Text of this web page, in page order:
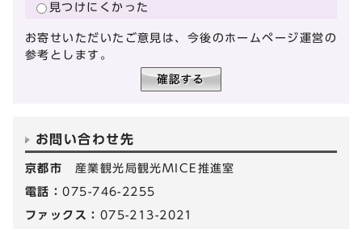
見つけにくかった
お寄せいただいたご意見は、今後のホームページ運営の
参考とします。
お問い合わせ先
京都市 産業観光局観光MICE推進室
電話：075-746-2255
ファックス： 075-213-2021